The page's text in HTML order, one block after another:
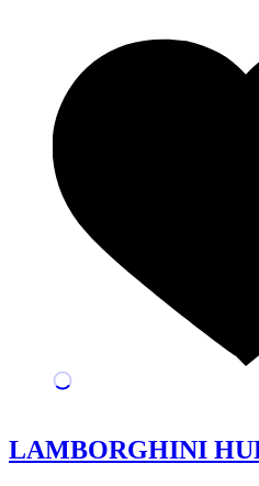
LAMBORGHINI